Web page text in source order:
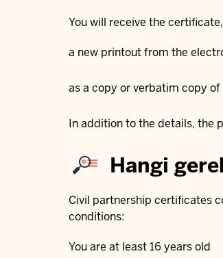
You will receive the
a new printout from the
as a copy or verbatim copy
In addition to the details, the
Hangi
Civil partnership certificates
conditions:
You are at least 16 years old